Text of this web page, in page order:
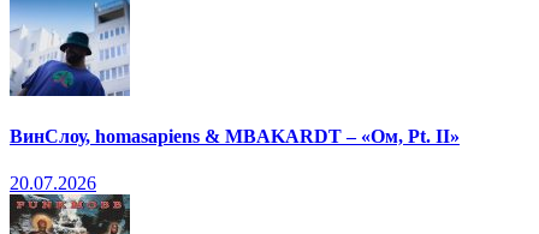
ВинСлоу, homasapiens & MBAKARDT – «Ом, Pt. II»
20.07.2026